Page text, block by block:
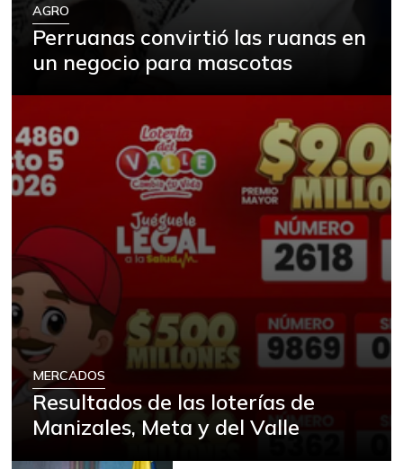
AGRO
Perruanas convirtió las ruanas en
un negocio para mascotas
MERCADOS
Resultados de las loterías de
Manizales, Meta y del Valle